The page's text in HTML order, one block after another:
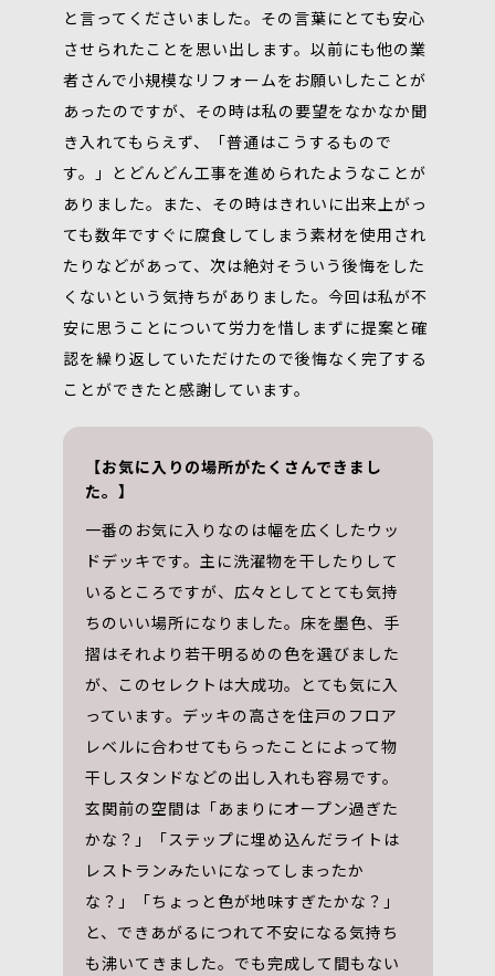
と言ってくださいました。その言葉にとても安心
させられたことを思い出します。以前にも他の業
者さんで小規模なリフォームをお願いしたことが
あったのですが、その時は私の要望をなかなか聞
き入れてもらえず、「普通はこうするもので
す。」とどんどん工事を進められたようなことが
ありました。また、その時はきれいに出来上がっ
ても数年ですぐに腐食してしまう素材を使用され
たりなどがあって、次は絶対そういう後悔をした
くないという気持ちがありました。今回は私が不
安に思うことについて労力を惜しまずに提案と確
認を繰り返していただけたので後悔なく完了する
ことができたと感謝しています。
【お気に入りの場所がたくさんできまし
た。】
一番のお気に入りなのは幅を広くしたウッ
ドデッキです。主に洗濯物を干したりして
いるところですが、広々としてとても気持
ちのいい場所になりました。床を墨色、手
摺はそれより若干明るめの色を選びました
が、このセレクトは大成功。とても気に入
っています。デッキの高さを住戸のフロア
レベルに合わせてもらったことによって物
干しスタンドなどの出し入れも容易です。
玄関前の空間は「あまりにオープン過ぎた
かな？」「ステップに埋め込んだライトは
レストランみたいになってしまったか
な？」「ちょっと色が地味すぎたかな？」
と、できあがるにつれて不安になる気持ち
も沸いてきました。でも完成して間もない